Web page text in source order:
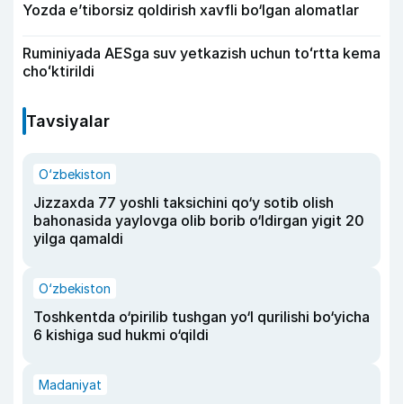
Yozda e’tiborsiz qoldirish xavfli bo‘lgan alomatlar
Ruminiyada AESga suv yetkazish uchun toʻrtta kema
choʻktirildi
Tavsiyalar
O‘zbekiston
Jizzaxda 77 yoshli taksichini qo‘y sotib olish
bahonasida yaylovga olib borib o‘ldirgan yigit 20
yilga qamaldi
O‘zbekiston
Toshkentda o‘pirilib tushgan yo‘l qurilishi bo‘yicha
6 kishiga sud hukmi o‘qildi
Madaniyat